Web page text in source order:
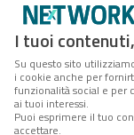
I tuoi
Su questo sito
i cookie anche per
funzionalità social e per
ai tuoi interessi.
Puoi esprimere il tuo
accettare.